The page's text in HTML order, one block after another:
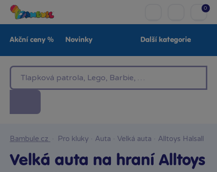
0
Akční ceny % Novinky
Baby Značky
Další kategorie
Bambule.cz · Pro kluky · Auta · Velká auta · Alltoys Halsall
Velká auta na hraní Alltoys